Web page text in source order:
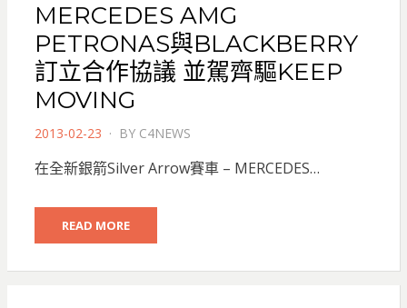
MERCEDES AMG
PETRONAS與BLACKBERRY
訂立合作協議 並駕齊驅KEEP
MOVING
POSTED
2013-02-23 BY C4NEWS
在全新銀箭Silver Arrow賽車 – MERCEDES…
READ MORE